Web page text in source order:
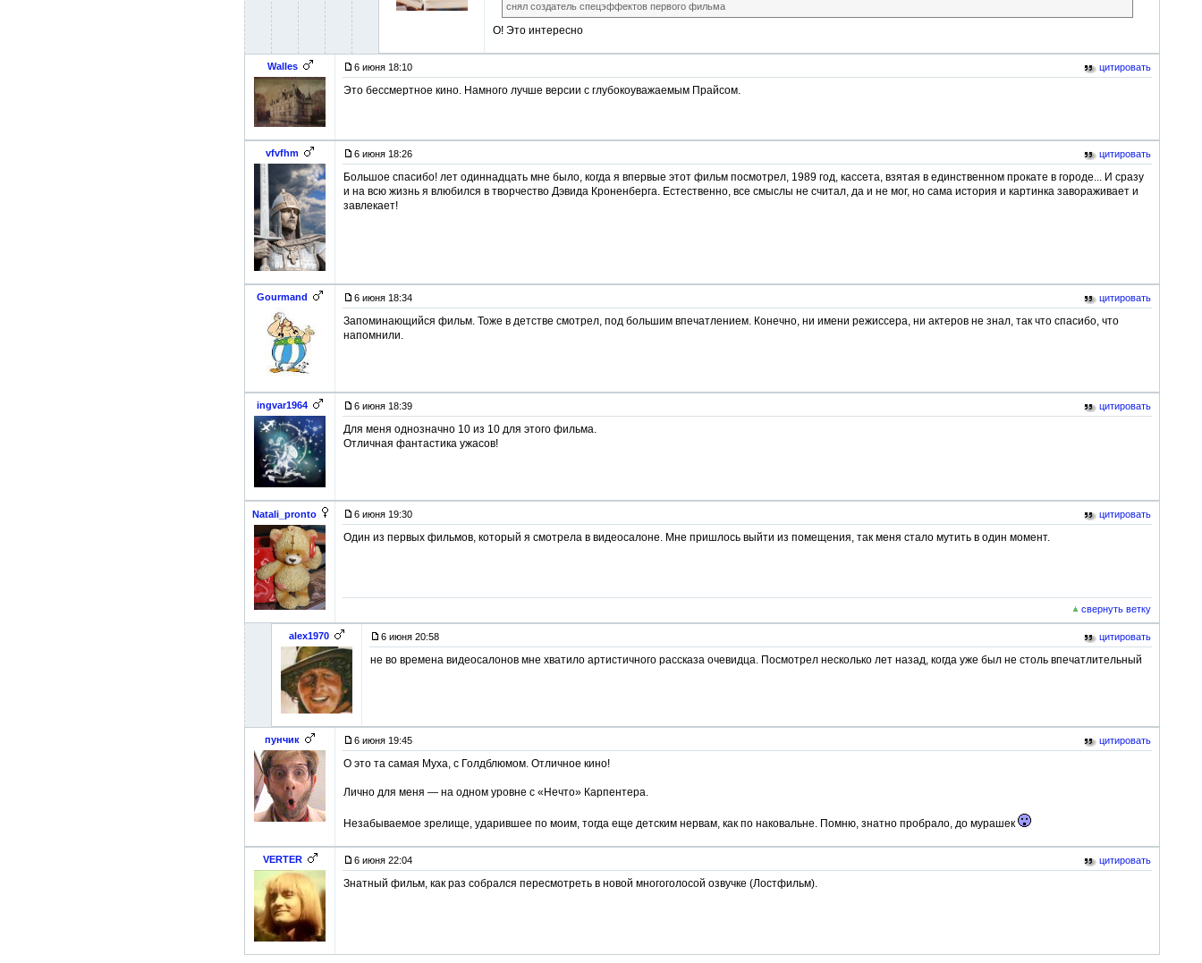
снял создатель спецэффектов первого фильма
О! Это интересно
Walles 6 июня 18:10 цитировать
Это бессмертное кино. Намного лучше версии с глубокоуважаемым Прайсом.
vfvfhm 6 июня 18:26 цитировать
Большое спасибо! лет одиннадцать мне было, когда я впервые этот фильм посмотрел, 1989 год, кассета, взятая в единственном прокате в городе... И сразу
и на всю жизнь я влюбился в творчество Дэвида Кроненберга. Естественно, все смыслы не считал, да и не мог, но сама история и картинка завораживает и
завлекает!
Gourmand 6 июня 18:34 цитировать
Запоминающийся фильм. Тоже в детстве смотрел, под большим впечатлением. Конечно, ни имени режиссера, ни актеров не знал, так что спасибо, что
напомнили.
ingvar1964 6 июня 18:39 цитировать
Для меня однозначно 10 из 10 для этого фильма.
Отличная фантастика ужасов!
Natali_pronto 6 июня 19:30 цитировать
Один из первых фильмов, который я смотрела в видеосалоне. Мне пришлось выйти из помещения, так меня стало мутить в один момент.
свернуть ветку
alex1970 6 июня 20:58 цитировать
не во времена видеосалонов мне хватило артистичного рассказа очевидца. Посмотрел несколько лет назад, когда уже был не столь впечатлительный
пунчик 6 июня 19:45 цитировать
О это та самая Муха, с Голдблюмом. Отличное кино!
Лично для меня — на одном уровне с «Нечто» Карпентера.
Незабываемое зрелище, ударившее по моим, тогда еще детским нервам, как по наковальне. Помню, знатно пробрало, до мурашек
VERTER 6 июня 22:04 цитировать
Знатный фильм, как раз собрался пересмотреть в новой многоголосой озвучке (Лостфильм).